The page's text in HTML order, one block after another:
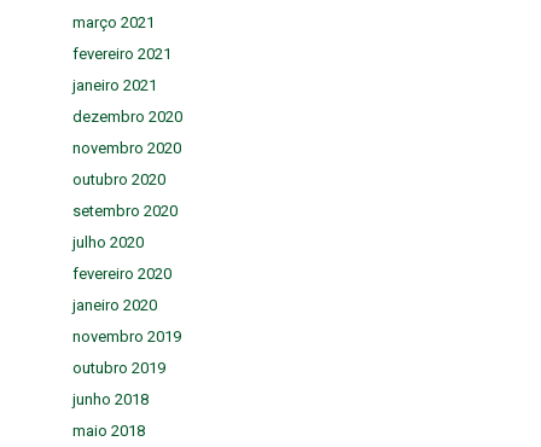
março 2021
fevereiro 2021
janeiro 2021
dezembro 2020
novembro 2020
outubro 2020
setembro 2020
julho 2020
fevereiro 2020
janeiro 2020
novembro 2019
outubro 2019
junho 2018
maio 2018